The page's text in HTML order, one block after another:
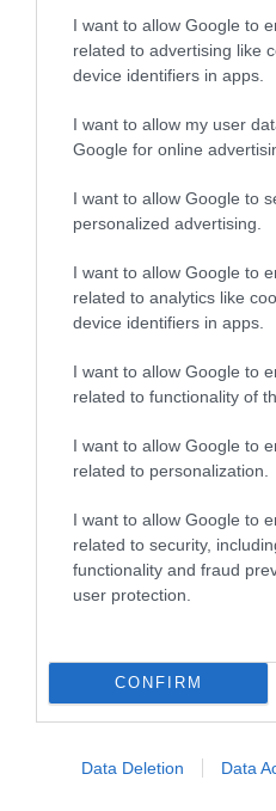
I want to allow Google to
related to advertising like
device identifiers in apps.
I want to allow my user
Google for online
I want to allow Google to
personalized advertising.
I want to allow Google to
related to analytics like
device identifiers in apps.
I want to allow Google to
related to functionality of
I want to allow Google to
related to personalization.
I want to allow Google to
related to security,
functionality and fraud
user protection.
CONFIRM
Data Deletion Data
Προβληματισμός για
Ήλιος και μάτια: Ο
καλοκαιριού
ΤΟ ΠΑΡΟΝ: Ρυθμιστής ο
για
ΤΟ ΒΙΒΛΙΟ